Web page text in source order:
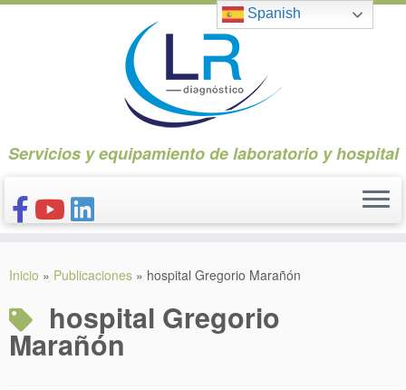
Saltar
Servicios y equipamiento de laboratorio y hospital
CONÓCENOS
NUESTROS PRODUCTOS
PUBLICACIONES
Inicio » Publicaciones » hospital Gregorio Marañón
hospital Gregorio
Marañón
Spanish